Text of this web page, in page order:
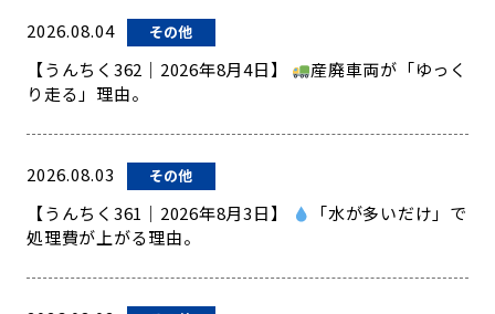
2026.08.04 その他
【うんちく362｜2026年8月4日】
産廃車両が「ゆっく
り走る」理由。
2026.08.03 その他
【うんちく361｜2026年8月3日】
「水が多いだけ」で
処理費が上がる理由。